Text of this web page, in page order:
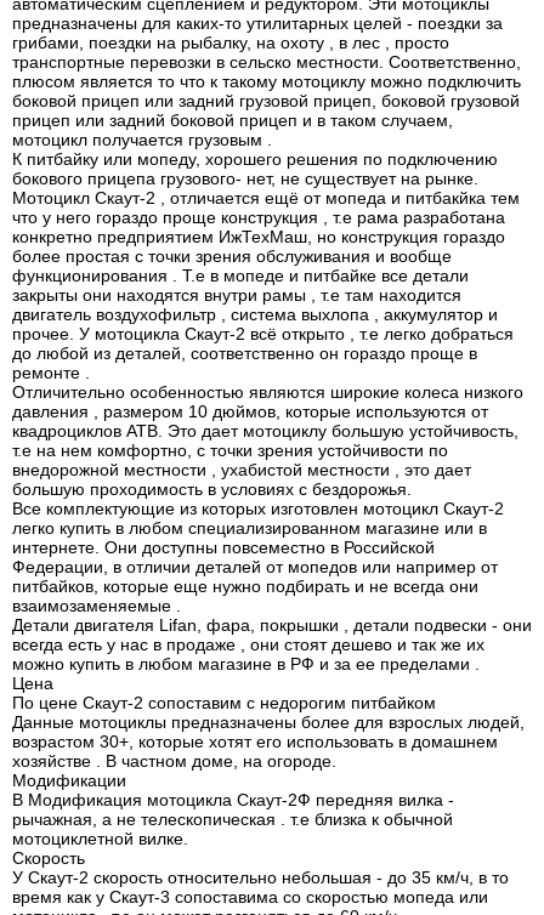
предназначены для каких-то утилитарных целей - поездки за
грибами, поездки на рыбалку, на охоту , в лес , просто
транспортные перевозки в сельско местности. Соответственно,
плюсом является то что к такому мотоциклу можно подключить
боковой прицеп или задний грузовой прицеп, боковой грузовой
прицеп или задний боковой прицеп и в таком случаем,
мотоцикл получается грузовым .
К питбайку или мопеду, хорошего решения по подключению
бокового прицепа грузового- нет, не существует на рынке.
Мотоцикл Скаут-2 , отличается ещё от мопеда и питбакйка тем
что у него гораздо проще конструкция , т.е рама разработана
конкретно предприятием ИжТехМаш, но конструкция гораздо
более простая с точки зрения обслуживания и вообще
функционирования . Т.е в мопеде и питбайке все детали
закрыты они находятся внутри рамы , т.е там находится
двигатель воздухофильтр , система выхлопа , аккумулятор и
прочее. У мотоцикла Скаут-2 всё открыто , т.е легко добраться
до любой из деталей, соответственно он гораздо проще в
ремонте .
Отличительно особенностью являются широкие колеса низкого
давления , размером 10 дюймов, которые используются от
квадроциклов АТВ. Это дает мотоциклу большую устойчивость,
т.е на нем комфортно, с точки зрения устойчивости по
внедорожной местности , ухабистой местности , это дает
большую проходимость в условиях с бездорожья.
Все комплектующие из которых изготовлен мотоцикл Скаут-2
легко купить в любом специализированном магазине или в
интернете. Они доступны повсеместно в Российской
Федерации, в отличии деталей от мопедов или например от
питбайков, которые еще нужно подбирать и не всегда они
взаимозаменяемые .
Детали двигателя Lifan, фара, покрышки , детали подвески - они
всегда есть у нас в продаже , они стоят дешево и так же их
можно купить в любом магазине в РФ и за ее пределами .
Цена
По цене Скаут-2 сопоставим с недорогим питбайком
Данные мотоциклы предназначены более для взрослых людей,
возрастом 30+, которые хотят его использовать в домашнем
хозяйстве . В частном доме, на огороде.
Модификации
В Модификация мотоцикла Скаут-2Ф передняя вилка -
рычажная, а не телескопическая . т.е близка к обычной
мотоциклетной вилке.
Скорость
У Скаут-2 скорость относительно небольшая - до 35 км/ч, в то
время как у Скаут-3 сопоставима со скоростью мопеда или